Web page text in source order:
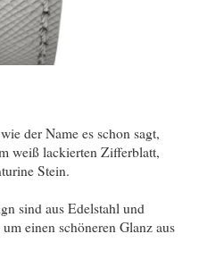
der Name es schon sagt,
weiß lackierten Zifferblatt,
Stein.
sind aus Edelstahl und
einen schöneren Glanz aus